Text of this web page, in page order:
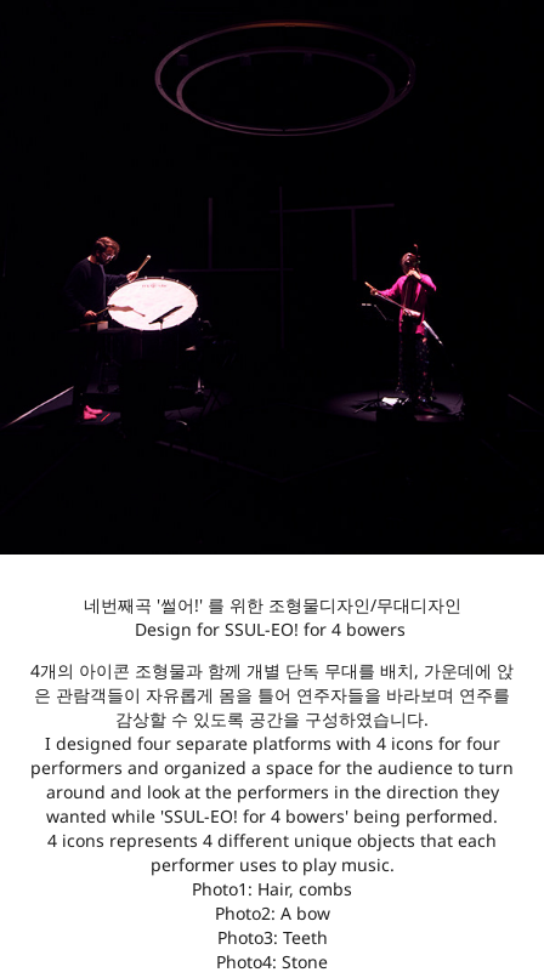
네번째곡 '썰어!' 를 위한 조형물디자인/무대디자인
Design for SSUL-EO! for 4 bowers
4개의 아이콘 조형물과 함께 개별 단독 무대를 배치, 가운데에 앉
은 관람객들이 자유롭게 몸을 틀어 연주자들을 바라보며 연주를
감상할 수 있도록 공간을 구성하였습니다.
I designed four separate platforms with 4 icons for four
performers and organized a space for the audience to turn
around and look at the performers in the direction they
wanted while 'SSUL-EO! for 4 bowers' being performed.
4 icons represents 4 different unique objects that each
performer uses to play music.
Photo1: Hair, combs
Photo2: A bow
Photo3: Teeth
Photo4: Stone